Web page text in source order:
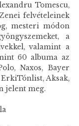
Tomescu,
felvételeinek
mesteri módon
a
valamint a
60 albuma az
Naxos, Bayer
ErkiTónlist, Aksak,
jelent meg.